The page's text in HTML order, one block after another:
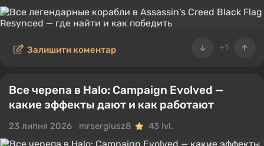
+1
Залишити коментар
Все черепа в Halo: Campaign Evolved —
какие эффекты дают и как работают
23 липня 2026 mrsergiusz8 43 lvl.